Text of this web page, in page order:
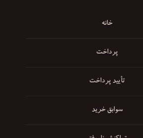
خانه
پرداخت
تأیید پرداخت
سوابق خرید